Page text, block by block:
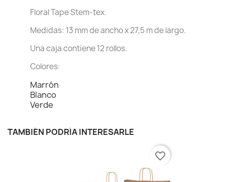
Floral Tape Stem-tex.
Medidas: 13 mm de ancho x 27,5 m de largo.
Una caja contiene 12 rollos.
Colores:
Marrón
Blanco
Verde
TAMBIÉN PODRÍA INTERESARLE
favorite_border